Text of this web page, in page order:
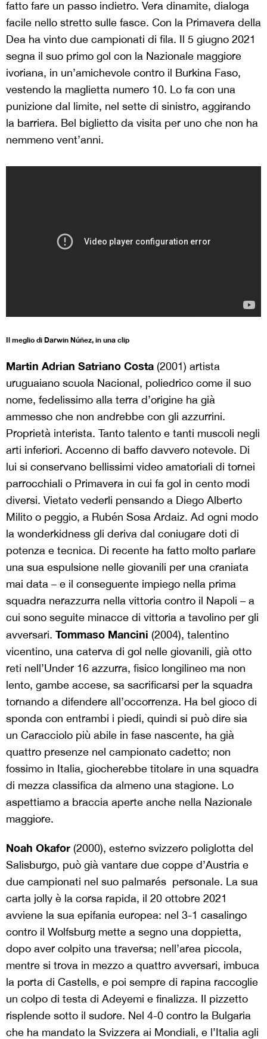
fatto fare un passo indietro. Vera dinamite, dialoga
facile nello stretto sulle fasce. Con la Primavera della
Dea ha vinto due campionati di fila. Il 5 giugno 2021
segna il suo primo gol con la Nazionale maggiore
ivoriana, in un’amichevole contro il Burkina Faso,
vestendo la maglietta numero 10. Lo fa con una
punizione dal limite, nel sette di sinistro, aggirando
la barriera. Bel biglietto da visita per uno che non ha
nemmeno vent’anni.
Il meglio di Darwin Núñez, in una clip
Martin Adrian Satriano Costa (2001) artista
uruguaiano scuola Nacional, poliedrico come il suo
nome, fedelissimo alla terra d’origine ha già
ammesso che non andrebbe con gli azzurrini.
Proprietà interista. Tanto talento e tanti muscoli negli
arti inferiori. Accenno di baffo davvero notevole. Di
lui si conservano bellissimi video amatoriali di tornei
parrocchiali o Primavera in cui fa gol in cento modi
diversi. Vietato vederli pensando a Diego Alberto
Milito o peggio, a Rubén Sosa Ardaiz. Ad ogni modo
la wonderkidness gli deriva dal coniugare doti di
potenza e tecnica. Di recente ha fatto molto parlare
una sua espulsione nelle giovanili per una craniata
mai data – e il conseguente impiego nella prima
squadra nerazzurra nella vittoria contro il Napoli – a
cui sono seguite minacce di vittoria a tavolino per gli
avversari. Tommaso Mancini (2004), talentino
vicentino, una caterva di gol nelle giovanili, già otto
reti nell’Under 16 azzurra, fisico longilineo ma non
lento, gambe accese, sa sacrificarsi per la squadra
tornando a difendere all’occorrenza. Ha bel gioco di
sponda con entrambi i piedi, quindi si può dire sia
un Caracciolo più abile in fase nascente, ha già
quattro presenze nel campionato cadetto; non
fossimo in Italia, giocherebbe titolare in una squadra
di mezza classifica da almeno una stagione. Lo
aspettiamo a braccia aperte anche nella Nazionale
maggiore.
Noah Okafor (2000), esterno svizzero poliglotta del
Salisburgo, può già vantare due coppe d’Austria e
due campionati nel suo palmarés personale. La sua
carta jolly è la corsa rapida, il 20 ottobre 2021
avviene la sua epifania europea: nel 3-1 casalingo
contro il Wolfsburg mette a segno una doppietta,
dopo aver colpito una traversa; nell’area piccola,
mentre si trova in mezzo a quattro avversari, imbuca
la porta di Castells, e poi sempre di rapina raccoglie
un colpo di testa di Adeyemi e finalizza. Il pizzetto
risplende sotto il sudore. Nel 4-0 contro la Bulgaria
che ha mandato la Svizzera ai Mondiali, e l’Italia agli